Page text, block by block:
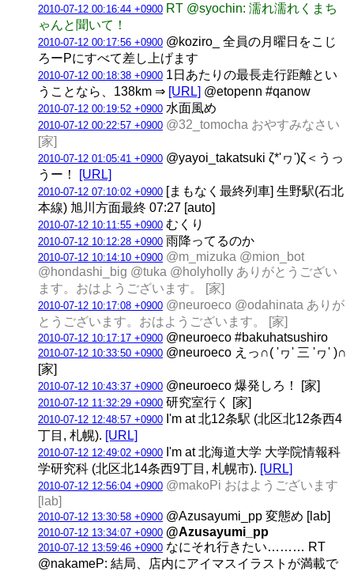
2010-07-12 00:16:44 +0900 RT @syochin: 濡れ濡れくまち
ゃんと聞いて！
2010-07-12 00:17:56 +0900 @koziro_ 全員の月曜日をこじ
ろーPにすべて差し上げます
2010-07-12 00:18:38 +0900 1日あたりの最長走行距離とい
うことなら、138km ⇒ [URL] @etopenn #qanow
2010-07-12 00:19:52 +0900 水面風め
2010-07-12 00:22:57 +0900 @32_tomocha おやすみなさい
[家]
2010-07-12 01:05:41 +0900 @yayoi_takatsuki ζ*'ヮ')ζ＜うっ
うー！
[URL]
2010-07-12 07:10:02 +0900 [まもなく最終列車] 生野駅(石北
本線) 旭川方面最終 07:27 [auto]
2010-07-12 10:11:55 +0900 むくり
2010-07-12 10:12:28 +0900 雨降ってるのか
2010-07-12 10:14:10 +0900 @m_mizuka @mion_bot
@hondashi_big @tuka @holyholly ありがとうござい
ます。おはようございます。 [家]
2010-07-12 10:17:08 +0900 @neuroeco @odahinata ありが
とうございます。おはようございます。 [家]
2010-07-12 10:17:17 +0900 @neuroeco #bakuhatsushiro
2010-07-12 10:33:50 +0900 @neuroeco えっ∩( 'ヮ' 三 'ヮ' )∩
[家]
2010-07-12 10:43:37 +0900 @neuroeco 爆発しろ！ [家]
2010-07-12 11:32:29 +0900 研究室行く [家]
2010-07-12 12:48:57 +0900 I'm at 北12条駅 (北区北12条西4
丁目, 札幌). [URL]
2010-07-12 12:49:02 +0900 I'm at 北海道大学 大学院情報科
学研究科 (北区北14条西9丁目, 札幌市). [URL]
2010-07-12 12:56:04 +0900 @makoPi おはようございます
[lab]
2010-07-12 13:30:58 +0900 @Azusayumi_pp 変態め [lab]
2010-07-12 13:34:07 +0900 @Azusayumi_pp
2010-07-12 13:59:46 +0900 なにそれ行きたい……… RT
@nakameP: 結局、店内にアイマスイラストが満載で